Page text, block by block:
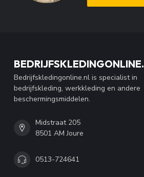
Bedrijfskledingonline.nl is specialist in
bedrijfskleding, werkkleding en andere
beschermingsmiddelen.
Midstraat 205
8501 AM Joure
0513-724641